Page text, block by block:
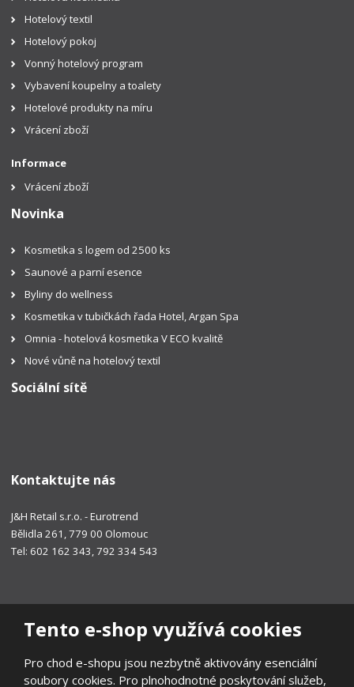
Tento e-shop využívá cookies
Pro chod e-shopu jsou nezbytně aktivovány esenciální
soubory cookies. Pro plnohodnotné poskytování služeb,
Hotelový textil
Hotelový pokoj
Vonný hotelový program
Vybavení koupelny a toalety
Hotelové produkty na míru
Vrácení zboží
Informace
Vrácení zboží
Novinka
Kosmetika s logem od 2500 ks
Saunové a parní esence
Byliny do wellness
Kosmetika v tubičkách řada Hotel, Argan Spa
Omnia - hotelová kosmetika V ECO kvalitě
Nové vůně na hotelový textil
Sociální sítě
Kontaktujte nás
J&H Retail s.r.o. - Eurotrend
Bělidla 261, 779 00 Olomouc
Tel: 602 162 343, 792 334 543